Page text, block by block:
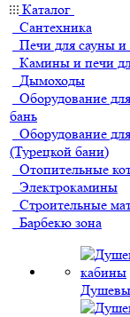
Каталог
Сантехника
Печи для сауны и
Камины и печи
Дымоходы
Оборудование
бань
Оборудование
(Турецкой бани)
Отопительные
Электрокамины
Строительные
Барбекю зона